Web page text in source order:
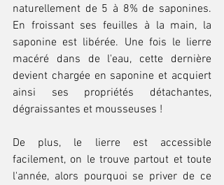
naturellement de 5 à 8% de saponines.
En froissant ses feuilles à la main, la
saponine est libérée. Une fois le lierre
macéré dans de l'eau, cette dernière
devient chargée en saponine et acquiert
ainsi ses propriétés détachantes,
dégraissantes et mousseuses !
De plus, le lierre est accessible
facilement, on le trouve partout et toute
l'année, alors pourquoi se priver de ce